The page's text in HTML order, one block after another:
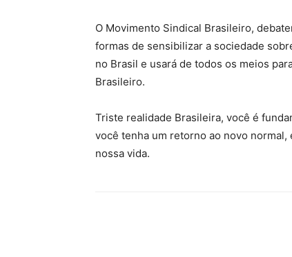
O Movimento Sindical Brasileiro,
formas de sensibilizar a sociedade
no Brasil e usará de todos os meios
Brasileiro.
Triste realidade Brasileira, você é
você tenha um retorno ao novo normal,
nossa vida.